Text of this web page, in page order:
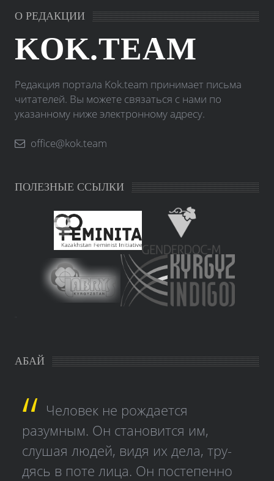
О РЕДАКЦИИ
KOK.TEAM
Редакция портала Kok.team принимает письма
читателей. Вы можете связаться с нами по
указанному ниже электронному адресу.
office@kok.team
ПОЛЕЗНЫЕ ССЫЛКИ
АБАЙ
Человек не рождается
разумным. Он становится им,
слушая людей, видя их дела, тру­
дясь в поте лица. Он постепенно